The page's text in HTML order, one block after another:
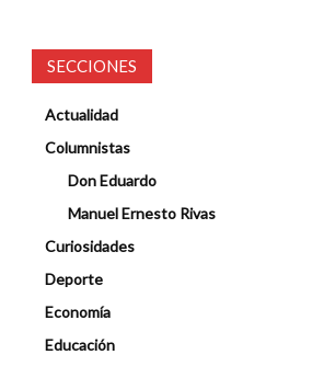
SECCIONES
Actualidad
Columnistas
Don Eduardo
Manuel Ernesto Rivas
Curiosidades
Deporte
Economía
Educación